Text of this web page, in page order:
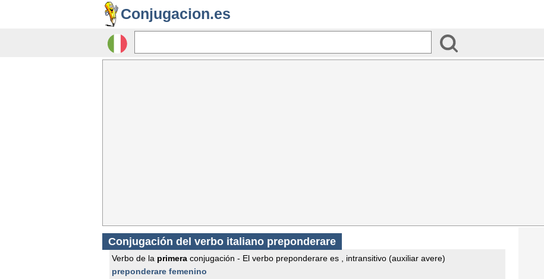
Conjugacion.es
Conjugación del verbo italiano preponderare
Verbo de la primera conjugación - El verbo preponderare es , intransitivo (auxiliar avere)
preponderare femenino